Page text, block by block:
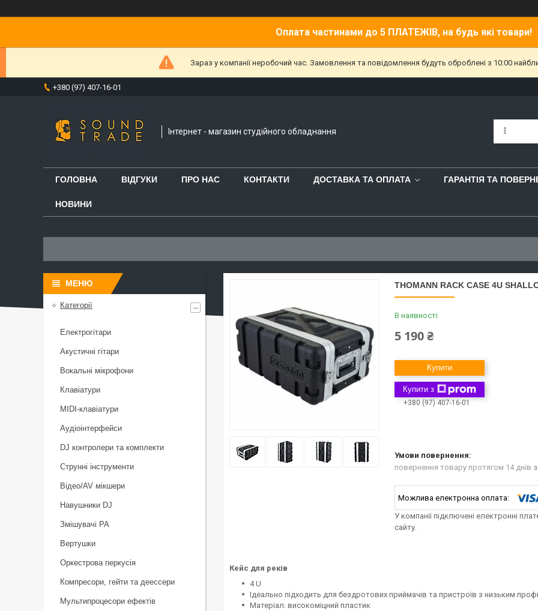
Оплата частинами до 5 ПЛАТЕЖІВ, на будь які товари!
Зараз у компанії неробочий час. Замовлення та повідомлення будуть оброблені з 10:00
+380 (97) 407-16-01
Інтернет - магазин студійного обладнання
ГОЛОВНА ВІДГУКИ ПРО НАС КОНТАКТИ ДОСТАВКА ТА ОПЛАТА ГАРАНТІЯ ТА
НОВИНИ
THOMANN RACK CASE 4U
В наявності
5 190 ₴
Купити
Купити з
+380 (97) 407-16-01
повернення товару протягом 14 днів
У компанії підключені електронні
сайту.
Кейс для реків
4 U
Ідеально підходить для бездротових приймачів та пристроїв з низьким
Матеріал: високоміцний пластик
Категорії
Електрогітари
Акустичні гітари
Вокальні мікрофони
Клавіатури
MIDI-клавіатури
Аудіоінтерфейси
DJ контролери та комплекти
Струнні інструменти
Відео/AV мікшери
Навушники DJ
Змішувачі PA
Вертушки
Оркестрова перкусія
Компресори, гейти та деессери
Мультипроцесори ефектів